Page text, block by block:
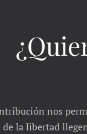
nos
de la libertad